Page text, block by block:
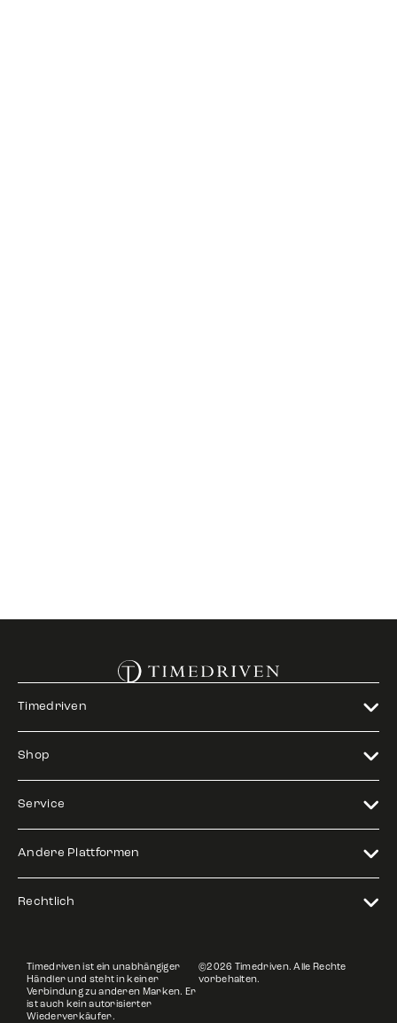
Timedriven
Shop
Service
Andere Plattformen
Rechtlich
Timedriven ist ein unabhängiger
Händler und steht in keiner
Verbindung zu anderen Marken. Er
ist auch kein autorisierter
Wiederverkäufer.
©2026 Timedriven. Alle Rechte
vorbehalten.